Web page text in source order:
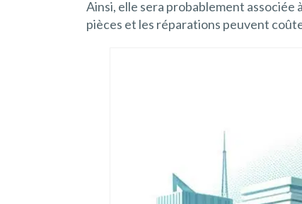
Ainsi, elle sera probablement
pièces et les réparations peuvent